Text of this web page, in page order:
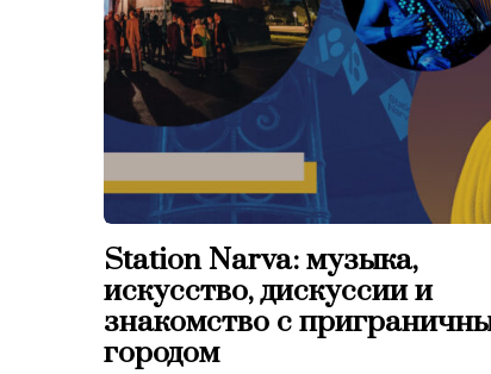
Station Narva: музыка,
искусство, дискуссии и
знакомство с
городом